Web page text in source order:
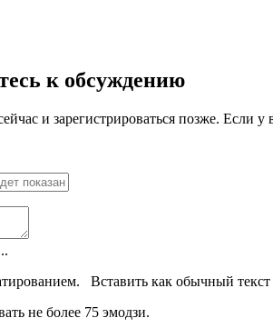
к обсуждению
и зарегистрироваться позже. Если у
Вставить как обычный текст
не более 75 эмодзи.